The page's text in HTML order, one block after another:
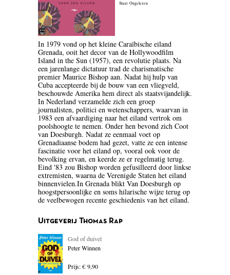
BIOGRAFIE
BLOEMLEZING
BOEKENWEEK GESCHENK
BRIEVEN
CARTOONS
COLUMNS
DONATEURS LITERAIR
NEDERLAND
ENGELAND
ENGELSTALIG
Staat: Ongelezen
In 1979 vond op het kleine Caraïbische eiland
Grenada, ooit het decor van de Hollywoodfilm
Island in the Sun (1957), een revolutie plaats. Na
een jarenlange dictatuur trad de charismatische
premier Maurice Bishop aan. Nadat hij hulp van
Cuba accepteerde bij de bouw van een vliegveld,
beschouwde Amerika hem direct als staatsvijandelijk.
In Nederland verzamelde zich een groep
journalisten, politici en wetenschappers, waarvan in
1983 een afvaardiging naar het eiland vertrok om
poolshoogte te nemen. Onder hen bevond zich Coot
van Doesburgh. Nadat ze eenmaal voet op
Grenadiaanse bodem had gezet, vatte ze een intense
fascinatie voor het eiland op, vooral ook voor de
bevolking ervan, en keerde ze er regelmatig terug.
Eind '83 zou Bishop worden gefusilleerd door linkse
extremisten, waarna de Verenigde Staten het eiland
binnenvielen.In Grenada blikt Van Doesburgh op
hoogstpersoonlijke en soms hilarische wijze terug op
de veelbewogen recente geschiedenis van het eiland.
Uitgeverij Thomas Rap
God of duivel
Peter Winnen
Prijs: € 9,90